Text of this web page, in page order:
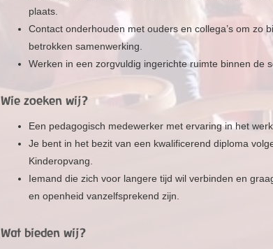
plaats.
Contact onderhouden met ouders en collega’s om zo
betrokken samenwerking.
Werken in een zorgvuldig ingerichte ruimte binnen de
Wie zoeken wij?
Een pedagogisch medewerker met ervaring in het
Je bent in het bezit van een kwalificerend diploma
Kinderopvang.
Iemand die zich voor langere tijd wil verbinden en
en openheid vanzelfsprekend zijn.
Wat bieden wij?